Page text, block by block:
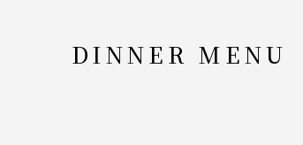
DINNER MENU